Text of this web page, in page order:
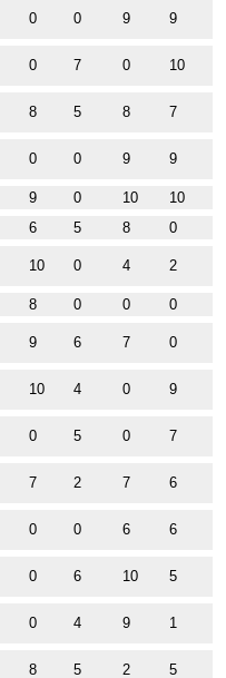
0 0 9 9
0 7 0 10
8 5 8 7
0 0 9 9
9 0 10 10
6 5 8 0
10 0 4 2
8 0 0 0
9 6 7 0
10 4 0 9
0 5 0 7
7 2 7 6
0 0 6 6
0 6 10 5
0 4 9 1
8 5 2 5